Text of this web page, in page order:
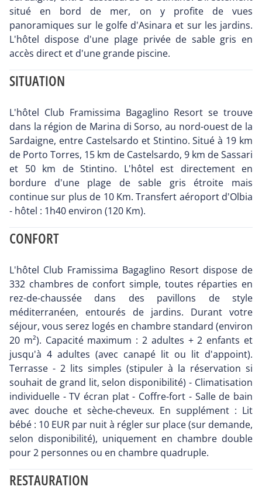
situé en bord de mer, on y profite de vues
panoramiques sur le golfe d'Asinara et sur les jardins.
L'hôtel dispose d'une plage privée de sable gris en
accès direct et d'une grande piscine.
SITUATION
L'hôtel Club Framissima Bagaglino Resort se trouve
dans la région de Marina di Sorso, au nord-ouest de la
Sardaigne, entre Castelsardo et Stintino. Situé à 19 km
de Porto Torres, 15 km de Castelsardo, 9 km de Sassari
et 50 km de Stintino. L'hôtel est directement en
bordure d'une plage de sable gris étroite mais
continue sur plus de 10 Km. Transfert aéroport d'Olbia
- hôtel : 1h40 environ (120 Km).
CONFORT
L'hôtel Club Framissima Bagaglino Resort dispose de
332 chambres de confort simple, toutes réparties en
rez-de-chaussée dans des pavillons de style
méditerranéen, entourés de jardins. Durant votre
séjour, vous serez logés en chambre standard (environ
20 m²). Capacité maximum : 2 adultes + 2 enfants et
jusqu'à 4 adultes (avec canapé lit ou lit d'appoint).
Terrasse - 2 lits simples (stipuler à la réservation si
souhait de grand lit, selon disponibilité) - Climatisation
individuelle - TV écran plat - Coffre-fort - Salle de bain
avec douche et sèche-cheveux. En supplément : Lit
bébé : 10 EUR par nuit à régler sur place (sur demande,
selon disponibilité), uniquement en chambre double
pour 2 personnes ou en chambre quadruple.
RESTAURATION